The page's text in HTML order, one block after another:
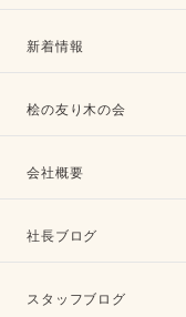
新着情報
桧の友り木の会
会社概要
社長ブログ
スタッフブログ